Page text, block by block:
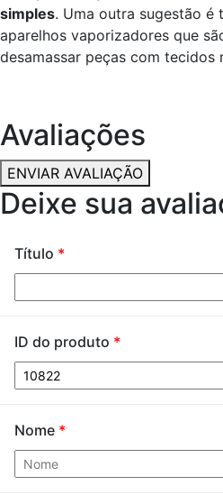
simples. Uma outra sugestão é
aparelhos vaporizadores que
desamassar peças com tecidos
Avaliações
ENVIAR AVALIAÇÃO
Deixe sua
Título *
ID do produto *
Nome *